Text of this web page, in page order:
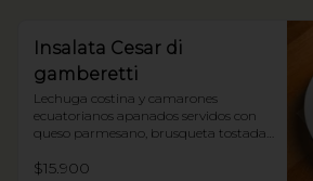
Insalata Cesar di
gamberetti
Lechuga costina y camarones
ecuatorianos apanados servidos con
queso parmesano, brusqueta tostada
$15.900